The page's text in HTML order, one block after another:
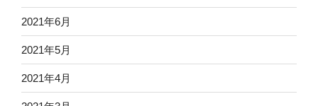
2021年6月
2021年5月
2021年4月